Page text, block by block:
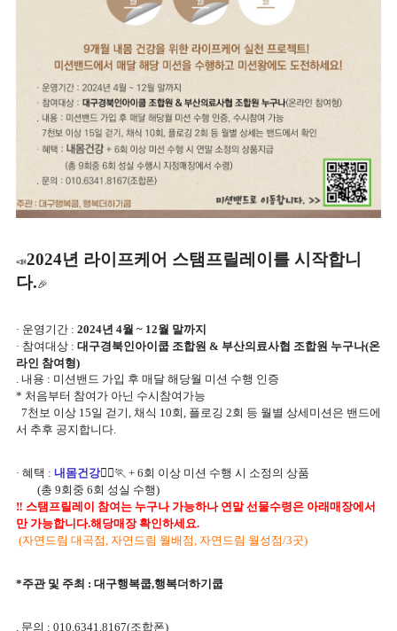
📣2024년 라이프케어 스탬프릴레이를 시작합니
다.🎉
· 운영기간 : 2024년 4월 ~ 12월 말까지
· 참여대상 : 대구경북인아이쿱 조합원 & 부산의료사협 조합원 누구나(온
라인 참여형)
. 내용 : 미션밴드 가입 후 매달 해당월 미션 수행 인증
* 처음부터 참여가 아닌 수시참여가능
7천보 이상 15일 걷기, 채식 10회, 플로깅 2회 등 월별 상세미션은 밴드에
서 추후 공지합니다.
· 혜택 : 내몸건강🏃‍♀🏃 + 6회 이상 미션 수행 시 소정의 상품
(총 9회중 6회 성실 수행)
‼ 스탬프릴레이 참여는 누구나 가능하나 연말 선물수령은 아래매장에서
만 가능합니다.해당매장 확인하세요.
(자연드림 대곡점, 자연드림 월배점, 자연드림 월성점/3곳)
*주관 및 주최 : 대구행복쿱,행복더하기쿱
. 문의 : 010.6341.8167(조합폰)